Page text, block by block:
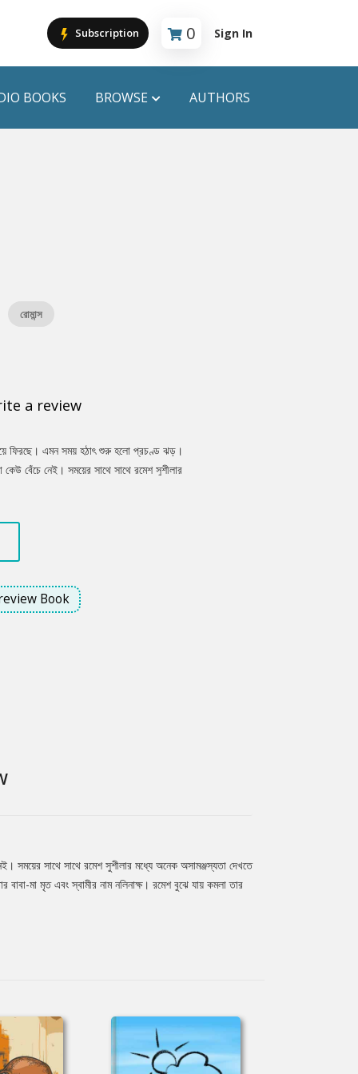
Subscription 0
Cart is empty
Sign In
BOOKS BROWSE AUTHORS
রোমান্স
a review
ফিরছে। এমন সময় হঠাৎ শুরু হলো প্রচণ্ড ঝড়।
বেঁচে নেই। সময়ের সাথে সাথে রমেশ সুশীলার
তার স্বামী চিকিৎসক। কিন্তু রমেশ একজন
তার স্ত্রী নয়। বেশ কিছুদিন পর হেমের সঙ্গে
জানাতে পারে না। একসময় রমেশ হেমকে বিয়ের
Book
সময়ের সাথে সাথে রমেশ সুশীলার মধ্যে অনেক অসামঞ্জস্যতা দেখতে
মা মৃত এবং স্বামীর নাম নলিনাক্ষ। রমেশ বুঝে যায় কমলা তার